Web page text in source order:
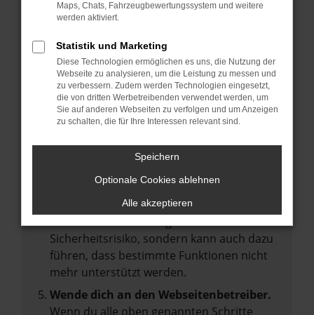
Prüfe deine Browsererweiterungen.
Manche Erweiterungen, wie Werbeblocker,
können das Laden bestimmter Seiten
verhindern. Funktioniert die Seite in einem
anderen Browser oder in einem privaten
Fenster?
Starte dein Gerät neu.
vorübergehende Probleme zu beheben.
Betriebssystem auf dem neuesten Stand
Veraltete Software birgt nicht nur ein
Sicherheitsrisiko, sondern kann auch dazu
führen, dass bestimmte Funktionen nicht
mehr unterstützt werden.
Wende dich an den Webseitenbetreiber.
Wenn du alle oben genannten Schritte
Maps, Chats, Fahrzeugbewertungssystem und weitere
werden aktiviert.
Statistik und Marketing
Diese Technologien ermöglichen es uns, die Nutzung der
Webseite zu analysieren, um die Leistung zu messen und
zu verbessern. Zudem werden Technologien eingesetzt,
die von dritten Werbetreibenden verwendet werden, um
Sie auf anderen Webseiten zu verfolgen und um Anzeigen
zu schalten, die für Ihre Interessen relevant sind.
Speichern
Optionale Cookies ablehnen
Alle akzeptieren